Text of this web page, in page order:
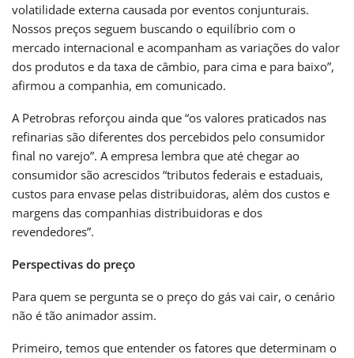
volatilidade externa causada por eventos conjunturais.
Nossos preços seguem buscando o equilíbrio com o
mercado internacional e acompanham as variações do valor
dos produtos e da taxa de câmbio, para cima e para baixo”,
afirmou a companhia, em comunicado.
A Petrobras reforçou ainda que “os valores praticados nas
refinarias são diferentes dos percebidos pelo consumidor
final no varejo”. A empresa lembra que até chegar ao
consumidor são acrescidos “tributos federais e estaduais,
custos para envase pelas distribuidoras, além dos custos e
margens das companhias distribuidoras e dos
revendedores”.
Perspectivas do preço
Para quem se pergunta se o preço do gás vai cair, o cenário
não é tão animador assim.
Primeiro, temos que entender os fatores que determinam o